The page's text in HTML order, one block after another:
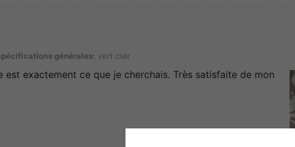
générales: vert clair
générales: vert clair
est exactement ce que je cherchais. Très satisfaite de mon